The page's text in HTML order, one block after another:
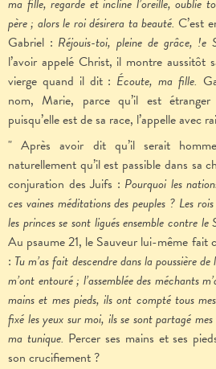
ma fille, regarde et incline l’oreille, oublie
père ; alors le roi désirera ta beauté.C’est
Gabriel : Réjouis-toi, pleine de grâce,
l’avoir appelé Christ, il montre aussitôt
vierge quand il dit : Écoute, ma fille.
nom, Marie, parce qu’il est
puisqu’elle est de sa race, l’appelle avec
" Après avoir dit qu’il serait
naturellement qu’il est passible dans sa
conjuration des Juifs : Pourquoi les
ces vaines méditations des peuples ? Les
les princes se sont ligués ensemble contre
Au psaume 21, le Sauveur lui-même fait
: Tu m’as fait descendre dans la poussière
m’ont entouré ; l’assemblée des méchants
mains et mes pieds, ils ont compté tous
fixé les yeux sur moi, ils se sont partagé
ma tunique. Percer ses mains et ses
son crucifiement ?